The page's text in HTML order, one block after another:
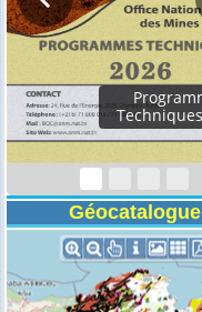
Rapport
2024
Géocatalogue